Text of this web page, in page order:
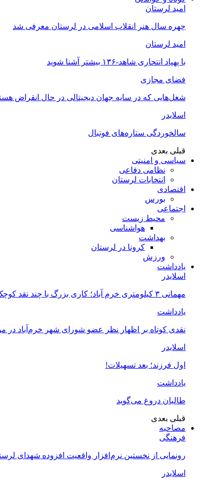
امید لرستان
چهره سال هنر انقلاب اسلامی در لرستان معرفی شد
امید لرستان
با پهپاد انتحاری شاهد-۱۳۶ بیشتر آشنا شوید
فضای مجازی
شغل‌‌هایی که در سایه جهان دیجیتالی در حال انقراض
اسلایدر
سالخوردگی ستاره‌های فوتبال
قبلی بعدی
سیاسی و امنیتی
نظامی دفاعی
انتخابات لرستان
اقتصادی
بورس
اجتماعی
محیط زیست
هواشناسی
بهداشت
کرونا در لرستان
ورزش
یادداشت
اسلایدر
مهمانی ۳ کیلومتری خرم آباد؛ کاری بزرگ با چند نقد کوچک
یادداشت
نقدی کوتاه بر اظهار نظر عضو شورای شهر خرم‌آباد در
اسلایدر
اول فرزند؛ بعد تسهیلات!
یادداشت
طالبان دروغ می‌گوید
قبلی بعدی
مصاحبه
فرهنگی
رونمایی از نخستین نرم‌افزار واقعیت افزوده شهدای
اسلایدر